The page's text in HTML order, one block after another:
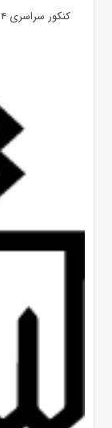
کنکور سراسری ۱۴۰۴ در دانشگاه بیرجند آغاز شد